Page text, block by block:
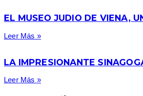
EL MUSEO JUDIO DE VIENA,
Leer Más »
LA IMPRESIONANTE
Leer Más »